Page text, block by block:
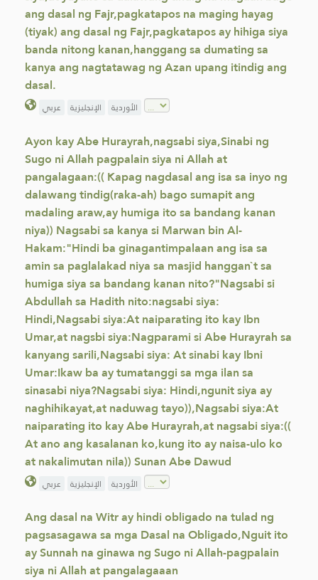
ang dasal ng Fajr,pagkatapos na maging hayag
(tiyak) ang dasal ng Fajr,pagkatapos ay hihiga siya
banda nitong kanan,hanggang sa dumating sa
kanya ang nagtatawag ng Azan upang itindig ang
dasal.
عربي الإنجليزية الأوردية
Ayon kay Abe Hurayrah,nagsabi siya,Sinabi ng
Sugo ni Allah pagpalain siya ni Allah at
pangalagaan:(( Kapag nagdasal ang isa sa inyo ng
dalawang tindig(raka-ah) bago sumapit ang
madaling araw,ay humiga ito sa bandang kanan
niya)) Nagsabi sa kanya si Marwan bin Al-
Hakam:"Hindi ba ginagantimpalaan ang isa sa
amin sa paglalakad niya sa masjid hanggan`t sa
humiga siya sa bandang kanan nito?"Nagsabi si
Abdullah sa Hadith nito:nagsabi siya:
Hindi,Nagsabi siya:At naiparating ito kay Ibn
Umar,at nagsbi siya:Nagparami si Abe Hurayrah sa
kanyang sarili,Nagsabi siya: At sinabi kay Ibni
Umar:Ikaw ba ay tumatanggi sa mga ilan sa
sinasabi niya?Nagsabi siya: Hindi,ngunit siya ay
naghihikayat,at naduwag tayo)),Nagsabi siya:At
naiparating ito kay Abe Hurayrah,at nagsabi siya:((
At ano ang kasalanan ko,kung ito ay naisa-ulo ko
at nakalimutan nila)) Sunan Abe Dawud
عربي الإنجليزية الأوردية
Ang dasal na Witr ay hindi obligado na tulad ng
pagsasagawa sa mga Dasal na Obligado,Nguit ito
ay Sunnah na ginawa ng Sugo ni Allah-pagpalain
siya ni Allah at pangalagaaan